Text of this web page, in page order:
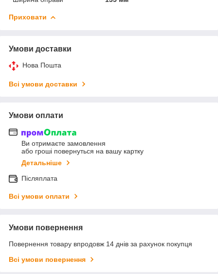
Приховати
Умови доставки
Нова Пошта
Всі умови доставки
Умови оплати
Ви отримаєте замовлення
або гроші повернуться на вашу картку
Детальніше
Післяплата
Всі умови оплати
Умови повернення
Повернення товару впродовж 14 днів за рахунок покупця
Всі умови повернення